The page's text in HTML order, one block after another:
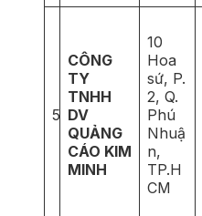
5
CÔNG
TY
TNHH
DV
QUẢNG
CÁO KIM
MINH
10
Hoa
sứ, P.
2, Q.
Phú
Nhuậ
n,
TP.H
CM